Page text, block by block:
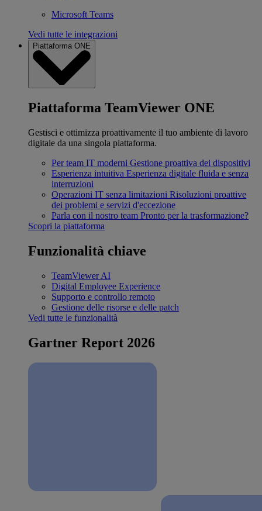
Microsoft Teams
Vedi tutte le integrazioni
Piattaforma ONE
Piattaforma TeamViewer ONE
Gestisci e ottimizza proattivamente il tuo ambiente di lavoro
digitale da una singola piattaforma.
Per team IT moderni Gestione proattiva dei dispositivi
Esperienza intuitiva Esperienza digitale fluida e senza
interruzioni
Operazioni IT senza limitazioni Risoluzioni proattive
dei problemi e servizi d'eccezione
Parla con il nostro team Pronto per la trasformazione?
Scopri la piattaforma
Funzionalità chiave
TeamViewer AI
Digital Employee Experience
Supporto e controllo remoto
Gestione delle risorse e delle patch
Vedi tutte le funzionalità
Gartner Report 2026